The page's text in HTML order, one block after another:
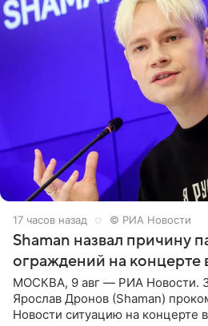
17 часов назад © РИА Новости
Shaman назвал причину
ограждений на концерте
МОСКВА, 9 авг — РИА Новости.
Ярослав Дронов (Shaman)
Новости ситуацию на концерте